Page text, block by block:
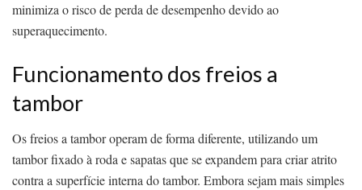
minimiza o risco de perda de desempenho devido ao
superaquecimento.
Funcionamento dos freios a
tambor
Os freios a tambor operam de forma diferente, utilizando um
tambor fixado à roda e sapatas que se expandem para criar atrito
contra a superfície interna do tambor. Embora sejam mais simples